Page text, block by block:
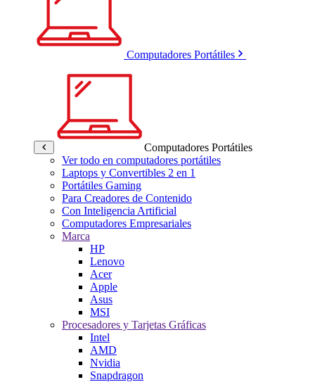
Computadores Portátiles
Computadores Portátiles
Ver todo en computadores portátiles
Laptops y Convertibles 2 en 1
Portátiles Gaming
Para Creadores de Contenido
Con Inteligencia Artificial
Computadores Empresariales
Marca
HP
Lenovo
Acer
Apple
Asus
MSI
Procesadores y Tarjetas Gráficas
Intel
AMD
Nvidia
Snapdragon